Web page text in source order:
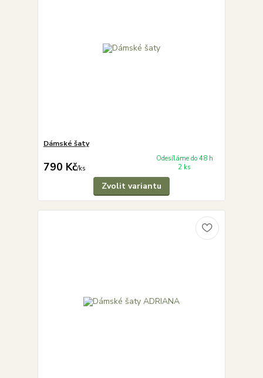
Dámské šaty
790 Kč/ks
Odesíláme do 48 h
2 ks
Zvolit variantu